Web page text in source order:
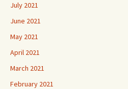
July 2021
June 2021
May 2021
April 2021
March 2021
February 2021